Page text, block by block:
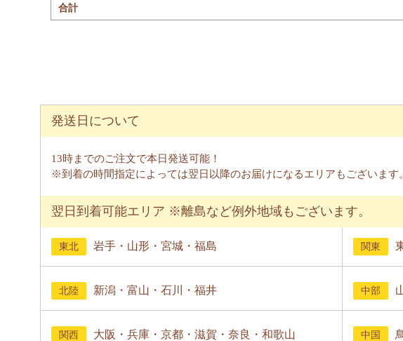
合計
発送日について
13時までのご注文で本日発送可能！
※到着の時間指定によっては翌日以降のお届けになるエリアもございます。
翌日到着可能エリア ※離島など例外地域もございます。
東北 岩手・山形・宮城・福島
北陸 新潟・富山・石川・福井
関西 大阪・兵庫・京都・滋賀・奈良・和歌山
関東
中部
中国